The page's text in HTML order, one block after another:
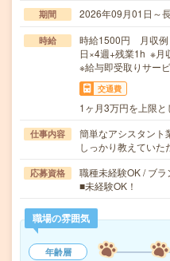
期間 2026年09月01日～
時給
時給1500円 月収例
日×4週+残業1h ※月
※給与即受取りサー
交通費
1ヶ月3万円を上限
仕事内容
簡単なアシスタント
しっかり教えてい
応募資格
職種未経験OK / ブ
■未経験OK！
職場の雰囲気
年齢層